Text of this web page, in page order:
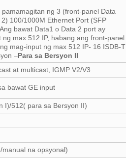
ng 3 (front-panel Data
100/1000M Ethernet Port (SFP
bawat Data1 o Data 2 port ay
ng max 512 IP, habang ang front-panel
mag-input ng max 512 IP- 16 ISDB-T
–Para sa Bersyon II
at multicast, IGMP V2/V3
bawat GE input
I)/512( para sa Bersyon II)
na opsyonal)